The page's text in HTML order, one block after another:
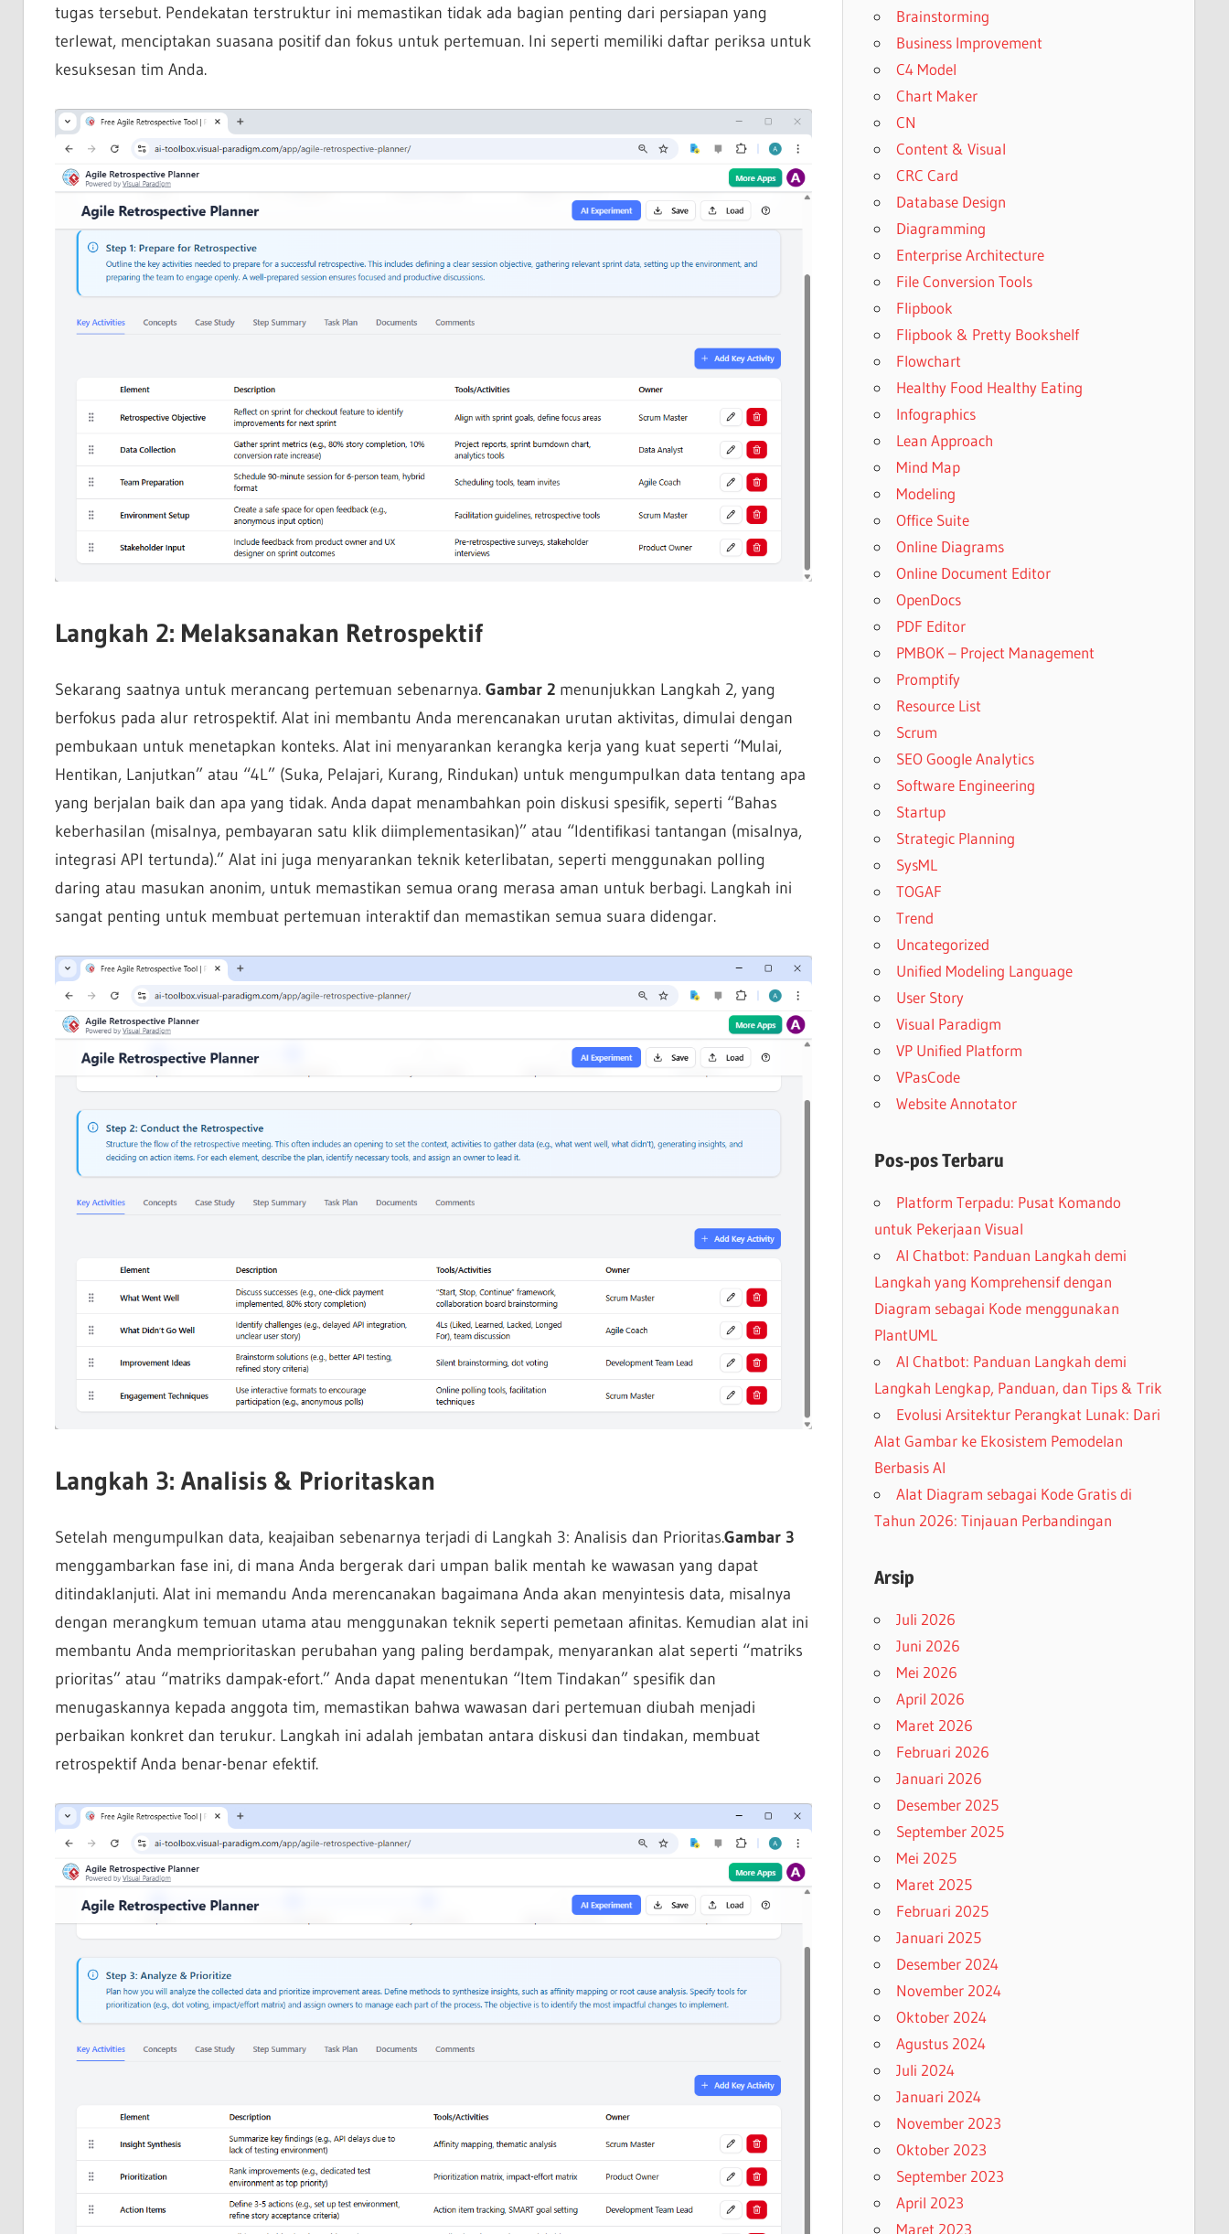
tugas tersebut. Pendekatan terstruktur ini memastikan tidak ada bagian penting dari persiapan yang
terlewat, menciptakan suasana positif dan fokus untuk pertemuan. Ini seperti memiliki daftar periksa untuk
kesuksesan tim Anda.
Langkah 2: Melaksanakan Retrospektif
Sekarang saatnya untuk merancang pertemuan sebenarnya. Gambar 2menunjukkan Langkah 2, yang
berfokus pada alur retrospektif. Alat ini membantu Anda merencanakan urutan aktivitas, dimulai dengan
pembukaan untuk menetapkan konteks. Alat ini menyarankan kerangka kerja yang kuat seperti “Mulai,
Hentikan, Lanjutkan” atau “4L” (Suka, Pelajari, Kurang, Rindukan) untuk mengumpulkan data tentang apa
yang berjalan baik dan apa yang tidak. Anda dapat menambahkan poin diskusi spesifik, seperti “Bahas
keberhasilan (misalnya, pembayaran satu klik diimplementasikan)” atau “Identifikasi tantangan (misalnya,
integrasi API tertunda).” Alat ini juga menyarankan teknik keterlibatan, seperti menggunakan polling
daring atau masukan anonim, untuk memastikan semua orang merasa aman untuk berbagi. Langkah ini
sangat penting untuk membuat pertemuan interaktif dan memastikan semua suara didengar.
Langkah 3: Analisis & Prioritaskan
Setelah mengumpulkan data, keajaiban sebenarnya terjadi di Langkah 3: Analisis dan Prioritas.Gambar 3
menggambarkan fase ini, di mana Anda bergerak dari umpan balik mentah ke wawasan yang dapat
ditindaklanjuti. Alat ini memandu Anda merencanakan bagaimana Anda akan menyintesis data, misalnya
dengan merangkum temuan utama atau menggunakan teknik seperti pemetaan afinitas. Kemudian alat ini
membantu Anda memprioritaskan perubahan yang paling berdampak, menyarankan alat seperti “matriks
prioritas” atau “matriks dampak-efort.” Anda dapat menentukan “Item Tindakan” spesifik dan
menugaskannya kepada anggota tim, memastikan bahwa wawasan dari pertemuan diubah menjadi
perbaikan konkret dan terukur. Langkah ini adalah jembatan antara diskusi dan tindakan, membuat
retrospektif Anda benar-benar efektif.
Brainstorming
Business Improvement
C4 Model
Chart Maker
CN
Content & Visual
CRC Card
Database Design
Diagramming
Enterprise Architecture
File Conversion Tools
Flipbook
Flipbook & Pretty Bookshelf
Flowchart
Healthy Food Healthy Eating
Infographics
Lean Approach
Mind Map
Modeling
Office Suite
Online Diagrams
Online Document Editor
OpenDocs
PDF Editor
PMBOK – Project Management
Promptify
Resource List
Scrum
SEO Google Analytics
Software Engineering
Startup
Strategic Planning
SysML
TOGAF
Trend
Uncategorized
Unified Modeling Language
User Story
Visual Paradigm
VP Unified Platform
VPasCode
Website Annotator
Pos-pos Terbaru
Platform Terpadu: Pusat Komando
untuk Pekerjaan Visual
AI Chatbot: Panduan Langkah demi
Langkah yang Komprehensif dengan
Diagram sebagai Kode menggunakan
PlantUML
AI Chatbot: Panduan Langkah demi
Langkah Lengkap, Panduan, dan Tips & Trik
Evolusi Arsitektur Perangkat Lunak: Dari
Alat Gambar ke Ekosistem Pemodelan
Berbasis AI
Alat Diagram sebagai Kode Gratis di
Tahun 2026: Tinjauan Perbandingan
Arsip
Juli 2026
Juni 2026
Mei 2026
April 2026
Maret 2026
Februari 2026
Januari 2026
Desember 2025
September 2025
Mei 2025
Maret 2025
Februari 2025
Januari 2025
Desember 2024
November 2024
Oktober 2024
Agustus 2024
Juli 2024
Januari 2024
November 2023
Oktober 2023
September 2023
April 2023
Maret 2023